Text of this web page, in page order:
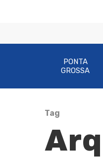
PONTA
GROSSA
Tag